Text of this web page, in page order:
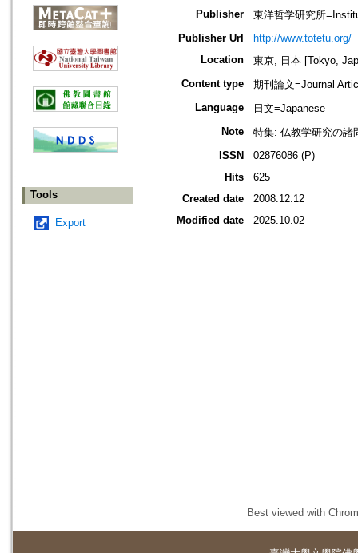
Tools
Export
Publisher
東洋哲学研究所
Publisher Url
http://www.totetu.org/
Location
東京, 日本 [Tokyo,
Content type
期刊論文=Journal
Language
日文=Japanese
Note
特集: 仏教学研究の諸
ISSN
02876086 (P)
Hits
625
Created date
2008.12.12
Modified date
2025.10.02
Best viewed with